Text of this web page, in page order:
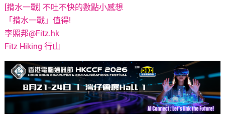
[揹水一戰] 不吐不快的數點小感想
「揹水一戰」值得!
李照邦@Fitz.hk
Fitz Hiking 行山